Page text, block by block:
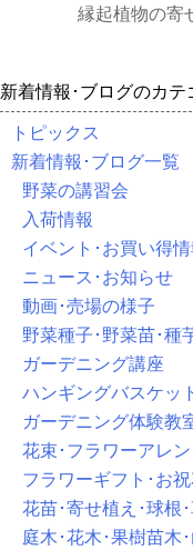
縁起植物の寄
新着情報･ブログのカテ
トピックス
新着情報･ブログ一覧
野菜の講習会
入荷情報
イベント･お買い得
ニュース･お知らせ
動画･売場の様子
野菜種子･野菜苗･種
ガーデニング講座
ハンギングバスケッ
ガーデニング体験教
花束･フラワーアレ
フラワーギフト･お
花苗･寄せ植え･球根
庭木･花木･果樹苗木